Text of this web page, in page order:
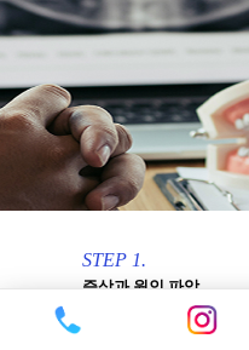
STEP 1.
증상과 원인 파악
- 근육증상, 관절증상